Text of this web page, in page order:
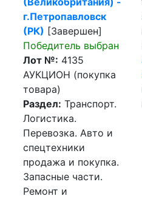
г.Петропавловск
(РК) [Завершен]
Победитель выбран
Лот №: 4135
АУКЦИОН (покупка
товара)
Раздел: Транспорт.
Логистика.
Перевозка. Авто и
спецтехники
продажа и покупка.
Запасные части.
Ремонт и